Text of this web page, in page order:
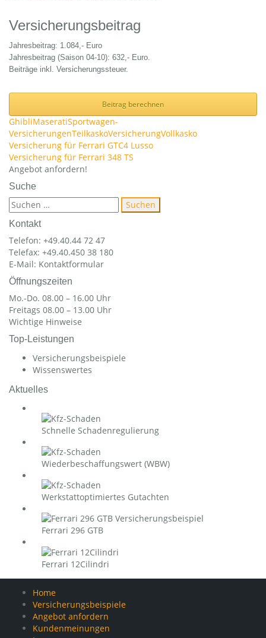
Versicherungsbeitrag
Jahresbeitrag: 1.084,- Euro
Jahresbeitrag (Saison 04-10): 632,- Euro.
Beiträge inkl. Versicherungssteuer.
Beitrag berechnen
GhibliMaseratiSportwagen-
VersicherungenTeilkaskoVersicherungVollkasko
Beitragsnavigation
Versicherung für Ferrari GTC4 Lusso
Versicherung für Ferrari 348 TS
Angebot anfordern!
Suche
Suchen
nach:
Kontakt
Telefon: +49.40.44 72 47
Telefax: +49.40.450 38 180
E-Mail: Kontaktformular
Öffnungszeiten
Mo.-Do. 08.00 – 16.00 Uhr
Freitags 08.00 – 13.00 Uhr
Wichtige Hinweise
Top-Leistungen
Versicherungsbeispiele
Wissenswertes
Aktuelles
Schnelle Schadenregulierung
Wiederbeschaffungswert (WBW)
Werkstattoptimiertes Gutachten
Ferrari 296 GTB
Ferrari 12Cilindri
Home
Versicherungsbeispiele
Angebot anfordern
Kundenmeinungen